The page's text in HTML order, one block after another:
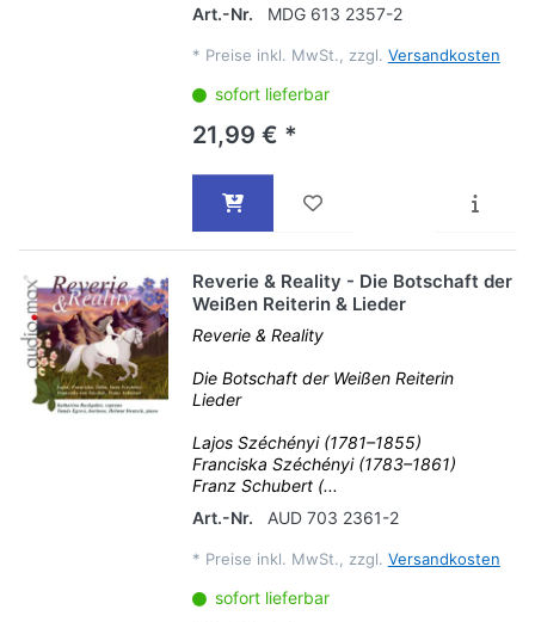
Art.-Nr. MDG 613 2357-2
* Preise inkl. MwSt., zzgl. Versandkosten
sofort lieferbar
21,99 € *
Reverie & Reality - Die Botschaft der
Weißen Reiterin & Lieder
Reverie & Reality
Die Botschaft der Weißen Reiterin
Lieder
Lajos Széchényi (1781–1855)
Franciska Széchényi (1783–1861)
Franz Schubert (...
Art.-Nr.
AUD 703 2361-2
* Preise inkl. MwSt., zzgl. Versandkosten
sofort lieferbar